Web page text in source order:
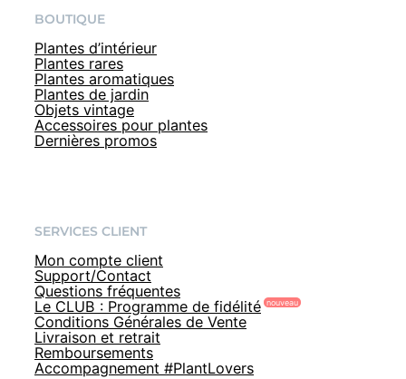
BOUTIQUE
Plantes d’intérieur
Plantes rares
Plantes aromatiques
Plantes de jardin
Objets vintage
Accessoires pour plantes
Dernières promos
SERVICES CLIENT
Mon compte client
Support/Contact
Questions fréquentes
Le CLUB : Programme de fidélité
Conditions Générales de Vente
Livraison et retrait
Remboursements
Accompagnement #PlantLovers